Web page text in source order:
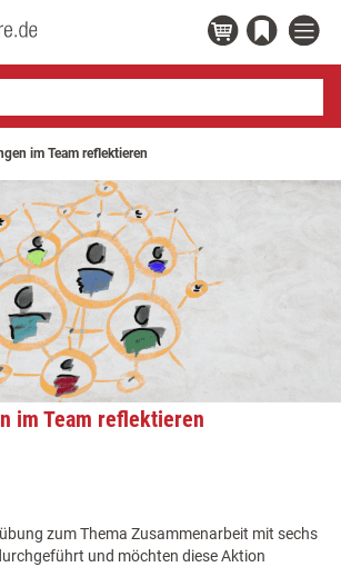
im Team reflektieren
im Team reflektieren
zum Thema Zusammenarbeit mit sechs
und möchten diese Aktion